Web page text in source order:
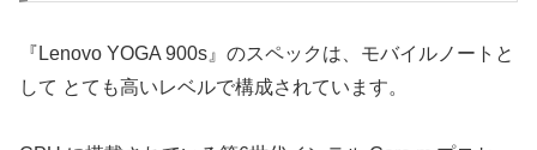
『Lenovo YOGA 900s』のスペックは、モバイルノートと
して とても高いレベルで構成されています。